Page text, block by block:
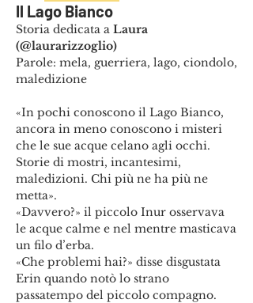
Il Lago Bianco
Storia dedicata a Laura
(@laurarizzoglio)
Parole: mela, guerriera, lago, ciondolo,
maledizione
«In pochi conoscono il Lago Bianco,
ancora in meno conoscono i misteri
che le sue acque celano agli occhi.
Storie di mostri, incantesimi,
maledizioni. Chi più ne ha più ne
metta».
«Davvero?» il piccolo Inur osservava
le acque calme e nel mentre masticava
un filo d’erba.
«Che problemi hai?» disse disgustata
Erin quando notò lo strano
passatempo del piccolo compagno.